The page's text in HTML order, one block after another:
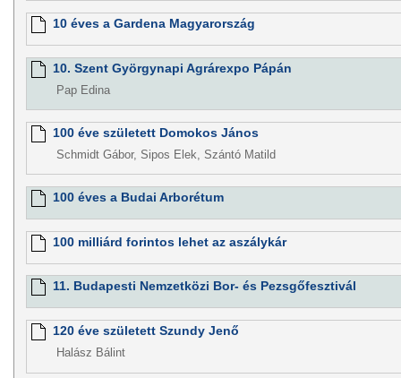
10 éves a Gardena Magyarország
10. Szent Györgynapi Agrárexpo Pápán
Pap Edina
100 éve született Domokos János
Schmidt Gábor, Sipos Elek, Szántó Matild
100 éves a Budai Arborétum
100 milliárd forintos lehet az aszálykár
11. Budapesti Nemzetközi Bor- és Pezsgőfesztivál
120 éve született Szundy Jenő
Halász Bálint